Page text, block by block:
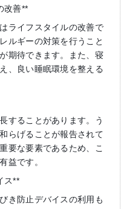
改善**
ライフスタイルの改善で
ルギーの対策を行うこと
期待できます。また、寝
、良い睡眠環境を整える
することがあります。う
らげることが報告されて
要な要素であるため、こ
益です。
ス**
き防止デバイスの利用も